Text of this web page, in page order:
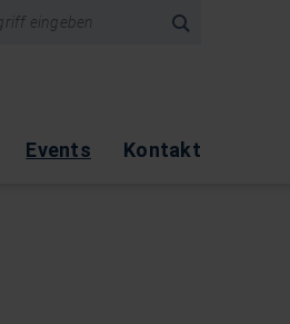
Events Kontakt